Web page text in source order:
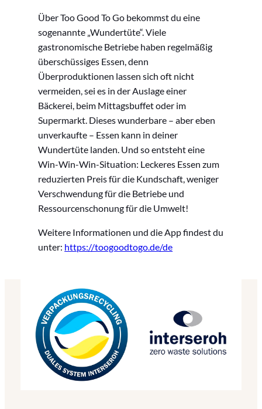
Über Too Good To Go bekommst du eine
sogenannte „Wundertüte“. Viele
gastronomische Betriebe haben regelmäßig
überschüssiges Essen, denn
Überproduktionen lassen sich oft nicht
vermeiden, sei es in der Auslage einer
Bäckerei, beim Mittagsbuffet oder im
Supermarkt. Dieses wunderbare – aber eben
unverkaufte – Essen kann in deiner
Wundertüte landen. Und so entsteht eine
Win-Win-Win-Situation: Leckeres Essen zum
reduzierten Preis für die Kundschaft, weniger
Verschwendung für die Betriebe und
Ressourcenschonung für die Umwelt!
Weitere Informationen und die App findest du
unter: https://toogoodtogo.de/de